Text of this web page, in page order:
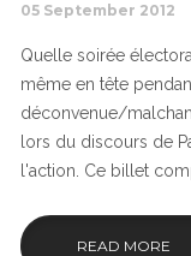
05 September 2012
Quelle soirée
même en tête
déconvenue/
lors du discours de
l'action. Ce billet
READ MORE